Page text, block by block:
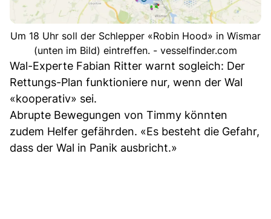
Um 18 Uhr soll der Schlepper «Robin Hood» in Wismar
(unten im Bild) eintreffen. - vesselfinder.com
Wal-Experte Fabian Ritter warnt sogleich: Der
Rettungs-Plan funktioniere nur, wenn der Wal
«kooperativ» sei.
Abrupte Bewegungen von Timmy könnten
zudem Helfer gefährden. «Es besteht die Gefahr,
dass der Wal in Panik ausbricht.»